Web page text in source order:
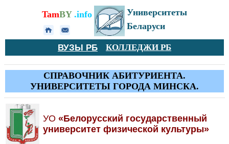
TamBY.info
Университеты
Беларуси
ВУЗЫ РБ КОЛЛЕДЖИ РБ
СПРАВОЧНИК АБИТУРИЕНТА.
УНИВЕРСИТЕТЫ ГОРОДА МИНСКА.
УО «Белорусский государственный
университет физической культуры»